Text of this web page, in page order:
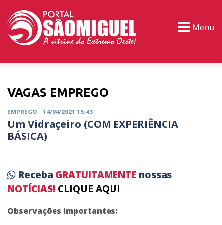
Menu
VAGAS EMPREGO
EMPREGO - 14/04/2021 15:43
Um Vidraçeiro (COM EXPERIÊNCIA
BÁSICA)
Receba GRATUITAMENTE nossas
NOTÍCIAS! CLIQUE AQUI
Observações importantes: